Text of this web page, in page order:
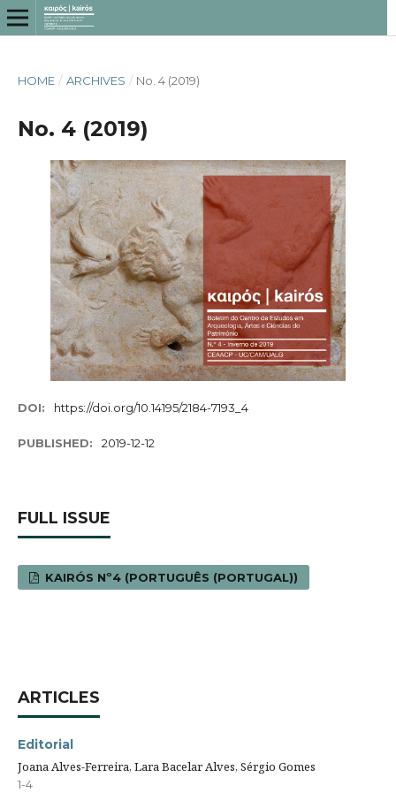
HOME / ARCHIVES / No. 4 (2019)
No. 4 (2019)
DOI: https://doi.org/10.14195/2184-7193_4
PUBLISHED: 2019-12-12
FULL ISSUE
KAIRÓS Nº4 (PORTUGUÊS (PORTUGAL))
ARTICLES
Editorial
Joana Alves-Ferreira, Lara Bacelar Alves, Sérgio Gomes
1-4